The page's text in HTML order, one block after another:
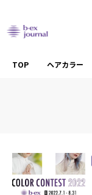
TOP ヘアカラー